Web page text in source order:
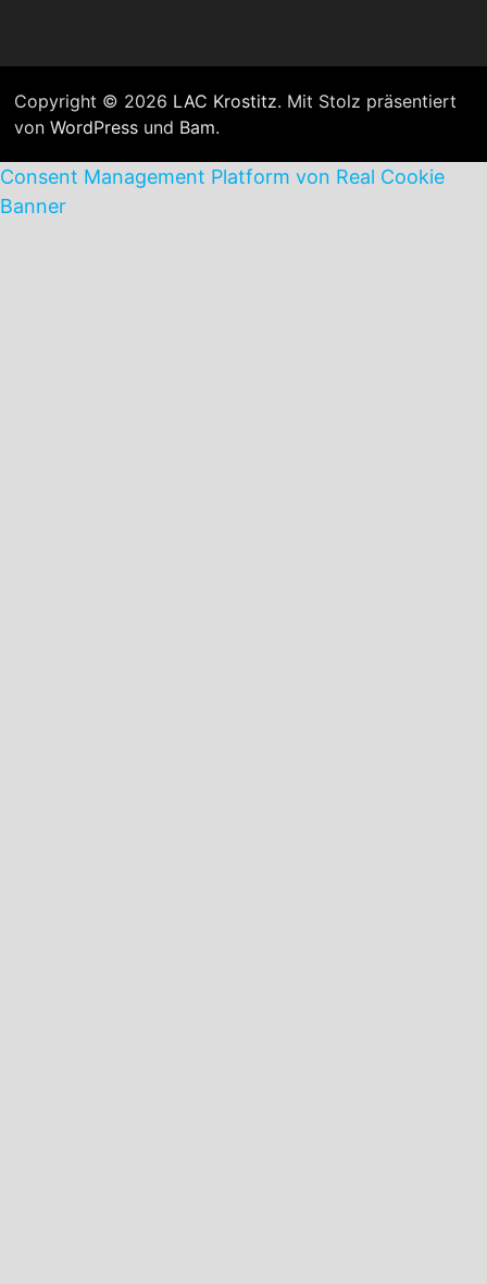
Copyright © 2026 LAC Krostitz. Mit Stolz präsentiert
von WordPressund Bam.
Consent Management Platform von Real Cookie
Banner